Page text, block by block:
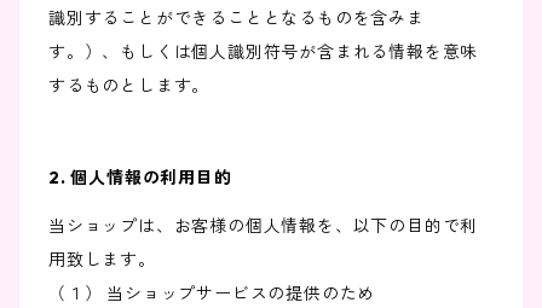
識別することができることとなるものを含みま
す。）、もしくは個人識別符号が含まれる情報を意味
するものとします。
2. 個人情報の利用目的
当ショップは、お客様の個人情報を、以下の目的で利
用致します。
（１） 当ショップサービスの提供のため